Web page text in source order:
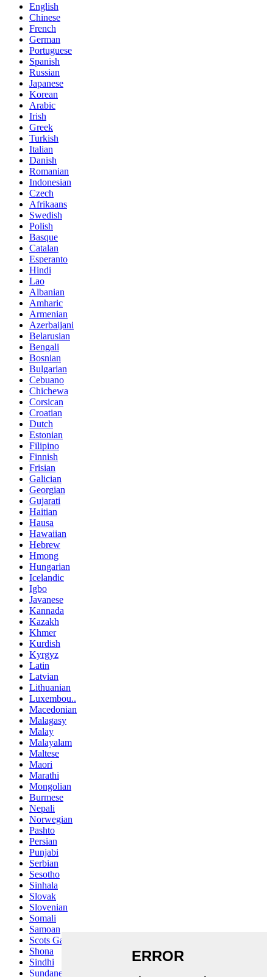
English
Chinese
French
German
Portuguese
Spanish
Russian
Japanese
Korean
Arabic
Irish
Greek
Turkish
Italian
Danish
Romanian
Indonesian
Czech
Afrikaans
Swedish
Polish
Basque
Catalan
Esperanto
Hindi
Lao
Albanian
Amharic
Armenian
Azerbaijani
Belarusian
Bengali
Bosnian
Bulgarian
Cebuano
Chichewa
Corsican
Croatian
Dutch
Estonian
Filipino
Finnish
Frisian
Galician
Georgian
Gujarati
Haitian
Hausa
Hawaiian
Hebrew
Hmong
Hungarian
Icelandic
Igbo
Javanese
Kannada
Kazakh
Khmer
Kurdish
Kyrgyz
Latin
Latvian
Lithuanian
Luxembou..
Macedonian
Malagasy
Malay
Malayalam
Maltese
Maori
Marathi
Mongolian
Burmese
Nepali
Norwegian
Pashto
Persian
Punjabi
Serbian
Sesotho
Sinhala
Slovak
Slovenian
Somali
Samoan
Scots Gaelic
Shona
Sindhi
Sundanese